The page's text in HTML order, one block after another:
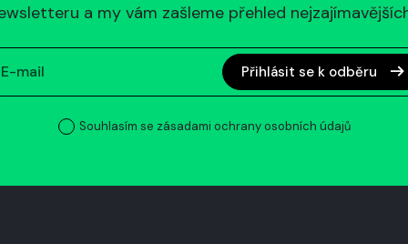
a my vám zašleme přehled
Přihlásit se k odběru
Souhlasím se zásadami ochrany osobních údajů